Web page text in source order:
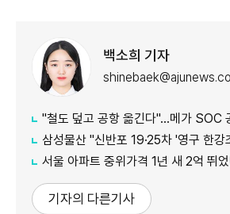
백소희 기자
"철도 덮고 공항 옮긴다"…메가 SOC 공
삼성물산 "신반포 19·25차 '영구 한강
서울 아파트 중위가격 1년 새 2억 뛰었다…15
기자의 다른기사